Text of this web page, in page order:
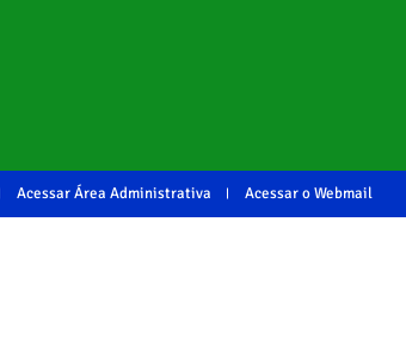
Acessar Área Administrativa Acessar o Webmail